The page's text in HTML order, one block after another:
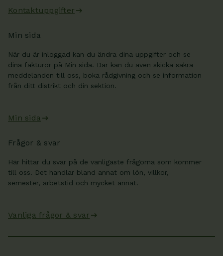
Kontaktuppgifter
Min sida
När du är inloggad kan du ändra dina uppgifter och se
dina fakturor på Min sida. Där kan du även skicka säkra
meddelanden till oss, boka rådgivning och se information
från ditt distrikt och din sektion.
Min sida
Frågor & svar
Här hittar du svar på de vanligaste frågorna som kommer
till oss. Det handlar bland annat om lön, villkor,
semester, arbetstid och mycket annat.
Vanliga frågor & svar